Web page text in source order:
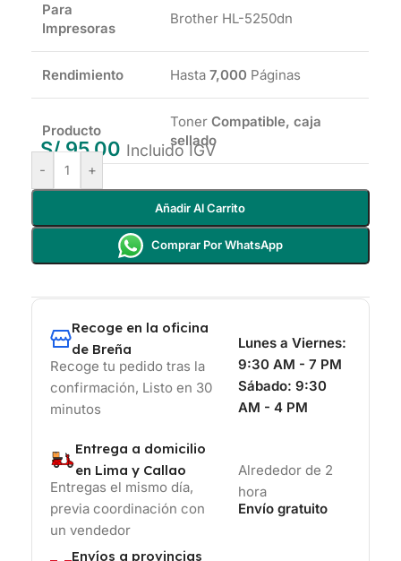
Para
Impresoras
Brother HL-5250dn
Rendimiento Hasta 7,000 Páginas
Producto
Toner Compatible, caja
sellado
S/95.00 Incluido IGV
- +
Añadir Al Carrito
Comprar Por WhatsApp
Recoge en la oficina
de Breña
Recoge tu pedido tras la
confirmación, Listo en 30
minutos
Lunes a Viernes:
9:30 AM - 7 PM
Sábado: 9:30
AM - 4 PM
Entrega a domicilio
en Lima y Callao
Entregas el mismo día,
previa coordinación con
un vendedor
Alrededor de 2
hora
Envío gratuito
Envíos a provincias